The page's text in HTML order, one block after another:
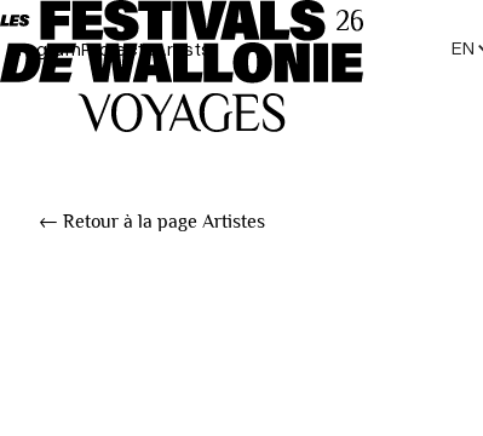
ProgramProjectsArtists EN
← Retour à la page Artistes